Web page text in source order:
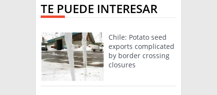
TE PUEDE INTERESAR
Chile: Potato seed
exports complicated
by border crossing
closures